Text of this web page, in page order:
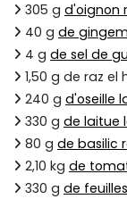
305 g d'oignon
40 g de
4 g de sel de
1,50 g de raz el
240 g d'oseille
330 g de laitue
80 g de basilic
2,10 kg de
330 g de